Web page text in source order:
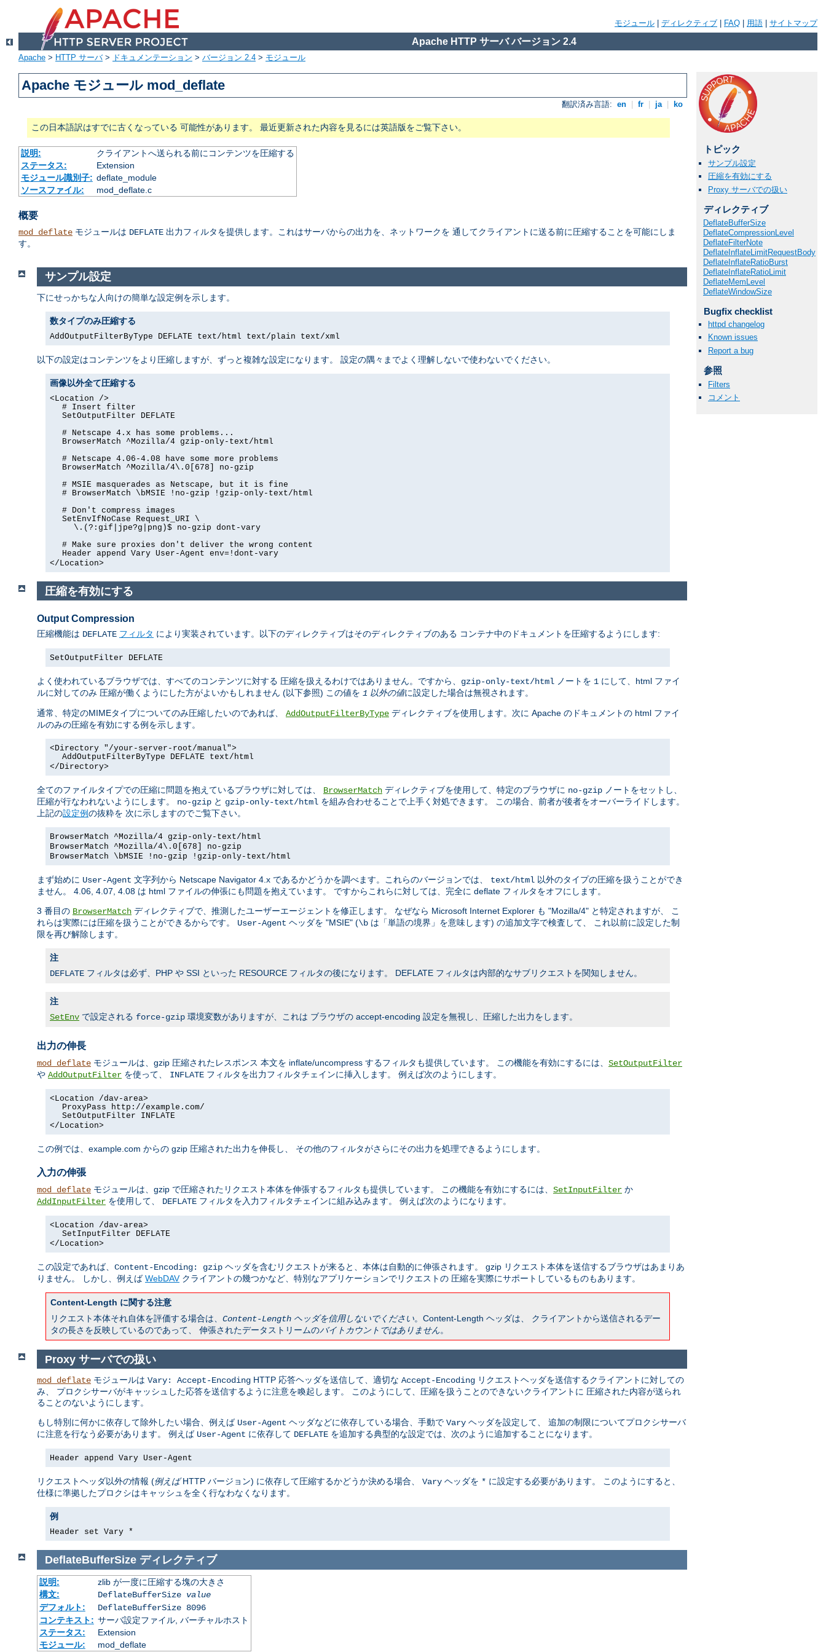
モジュール ディレクティブ FAQ 用語 サイトマップ
Apache HTTP サーバ バージョン 2.4
Apache > HTTP サーバ> ドキュメンテーション > バージョン 2.4 > モジュール
Apache モジュール mod_deflate
翻訳済み言語: en fr ja ko
この日本語訳はすでに古くなっている 可能性があります。 最近更新された内容を見るには英語版をご覧下さい。
説明:
クライアントへ送られる前にコンテンツを圧縮する
ステータス:
Extension
モジュール識別子: deflate_module
ソースファイル:
mod_deflate.c
概要
mod_deflate モジュールは DEFLATE 出力フィルタを提供します。これはサーバからの出力を、ネットワークを 通してクライアントに送る前に圧縮することを可能にしま
す。
トピック
サンプル設定
圧縮を有効にする
Proxy サーバでの扱い
ディレクティブ
DeflateBufferSize
DeflateCompressionLevel
DeflateFilterNote
DeflateInflateLimitRequestBody
DeflateInflateRatioBurst
DeflateInflateRatioLimit
DeflateMemLevel
DeflateWindowSize
Bugfix checklist
httpd changelog
Known issues
Report a bug
参照
Filters
コメント
サンプル設定
下にせっかちな人向けの簡単な設定例を示します。
数タイプのみ圧縮する
AddOutputFilterByType DEFLATE text/html text/plain text/xml
以下の設定はコンテンツをより圧縮しますが、ずっと複雑な設定になります。 設定の隅々までよく理解しないで使わないでください。
画像以外全て圧縮する
<Location />
# Insert filter
SetOutputFilter DEFLATE
# Netscape 4.x has some problems...
BrowserMatch ^Mozilla/4 gzip-only-text/html
# Netscape 4.06-4.08 have some more problems
BrowserMatch ^Mozilla/4\.0[678] no-gzip
# MSIE masquerades as Netscape, but it is fine
# BrowserMatch \bMSIE !no-gzip !gzip-only-text/html
# Don't compress images
SetEnvIfNoCase Request_URI \
\.(?:gif|jpe?g|png)$ no-gzip dont-vary
# Make sure proxies don't deliver the wrong content
Header append Vary User-Agent env=!dont-vary
</Location>
圧縮を有効にする
Output Compression
圧縮機能は DEFLATE フィルタ により実装されています。以下のディレクティブはそのディレクティブのある コンテナ中のドキュメントを圧縮するようにします:
SetOutputFilter DEFLATE
よく使われているブラウザでは、すべてのコンテンツに対する 圧縮を扱えるわけではありません。ですから、 gzip-only-text/html ノートを 1 にして、html ファイ
ルに対してのみ 圧縮が働くようにした方がよいかもしれません (以下参照) この値を 1 以外の値に設定した場合は無視されます。
通常、特定のMIMEタイプについてのみ圧縮したいのであれば、 AddOutputFilterByType ディレクティブを使用します。次に Apache のドキュメントの html ファイ
ルのみの圧縮を有効にする例を示します。
<Directory "/your-server-root/manual">
AddOutputFilterByType DEFLATE text/html
</Directory>
全てのファイルタイプでの圧縮に問題を抱えているブラウザに対しては、 BrowserMatch ディレクティブを使用して、特定のブラウザに no-gzip ノートをセットし、
圧縮が行なわれないようにします。 no-gzip と gzip-only-text/html を組み合わせることで上手く対処できます。 この場合、前者が後者をオーバーライドします。
上記の設定例の抜粋を 次に示しますのでご覧下さい。
BrowserMatch ^Mozilla/4 gzip-only-text/html
BrowserMatch ^Mozilla/4\.0[678] no-gzip
BrowserMatch \bMSIE !no-gzip !gzip-only-text/html
まず始めに User-Agent 文字列から Netscape Navigator 4.x であるかどうかを調べます。これらのバージョンでは、 text/html 以外のタイプの圧縮を扱うことができ
ません。 4.06, 4.07, 4.08 は html ファイルの伸張にも問題を抱えています。 ですからこれらに対しては、完全に deflate フィルタをオフにします。
3 番目の BrowserMatch ディレクティブで、推測したユーザーエージェントを修正します。 なぜなら Microsoft Internet Explorer も "Mozilla/4" と特定されますが、 こ
れらは実際には圧縮を扱うことができるからです。 User-Agent ヘッダを "MSIE" (\b は「単語の境界」を意味します) の追加文字で検査して、 これ以前に設定した制
限を再び解除します。
注
DEFLATE フィルタは必ず、PHP や SSI といった RESOURCE フィルタの後になります。 DEFLATE フィルタは内部的なサブリクエストを関知しません。
注
SetEnv で設定される force-gzip 環境変数がありますが、これは ブラウザの accept-encoding 設定を無視し、圧縮した出力をします。
出力の伸長
mod_deflate モジュールは、gzip 圧縮されたレスポンス 本文を inflate/uncompress するフィルタも提供しています。 この機能を有効にするには、 SetOutputFilter
や AddOutputFilter を使って、 INFLATE フィルタを出力フィルタチェインに挿入します。 例えば次のようにします。
<Location /dav-area>
ProxyPass http://example.com/
SetOutputFilter INFLATE
</Location>
この例では、example.com からの gzip 圧縮された出力を伸長し、 その他のフィルタがさらにその出力を処理できるようにします。
入力の伸張
mod_deflate モジュールは、gzip で圧縮されたリクエスト本体を伸張するフィルタも提供しています。 この機能を有効にするには、 SetInputFilter か
AddInputFilter を使用して、 DEFLATE フィルタを入力フィルタチェインに組み込みます。 例えば次のようになります。
<Location /dav-area>
SetInputFilter DEFLATE
</Location>
この設定であれば、 Content-Encoding: gzip ヘッダを含むリクエストが来ると、本体は自動的に伸張されます。 gzip リクエスト本体を送信するブラウザはあまりあ
りません。 しかし、例えばWebDAVクライアントの幾つかなど、特別なアプリケーションでリクエストの 圧縮を実際にサポートしているものもあります。
Content-Length に関する注意
リクエスト本体それ自体を評価する場合は、 Content-Length ヘッダを信用しないでください。Content-Length ヘッダは、 クライアントから送信されるデー
タの長さを反映しているのであって、 伸張されたデータストリームのバイトカウントではありません。
Proxy サーバでの扱い
mod_deflate モジュールは Vary: Accept-Encoding HTTP 応答ヘッダを送信して、適切な Accept-Encoding リクエストヘッダを送信するクライアントに対しての
み、 プロクシサーバがキャッシュした応答を送信するように注意を喚起します。 このようにして、圧縮を扱うことのできないクライアントに 圧縮された内容が送られ
ることのないようにします。
もし特別に何かに依存して除外したい場合、例えば User-Agent ヘッダなどに依存している場合、手動で Vary ヘッダを設定して、 追加の制限についてプロクシサーバ
に注意を行なう必要があります。 例えば User-Agent に依存して DEFLATE を追加する典型的な設定では、次のように追加することになります。
Header append Vary User-Agent
リクエストヘッダ以外の情報 (例えばHTTP バージョン) に依存して圧縮するかどうか決める場合、 Vary ヘッダを * に設定する必要があります。 このようにすると、
仕様に準拠したプロクシはキャッシュを全く行なわなくなります。
例
Header set Vary *
DeflateBufferSize ディレクティブ
説明:
zlib が一度に圧縮する塊の大きさ
構文:
DeflateBufferSize value
デフォルト:
DeflateBufferSize 8096
コンテキスト: サーバ設定ファイル, バーチャルホスト
ステータス:
Extension
モジュール:
mod_deflate